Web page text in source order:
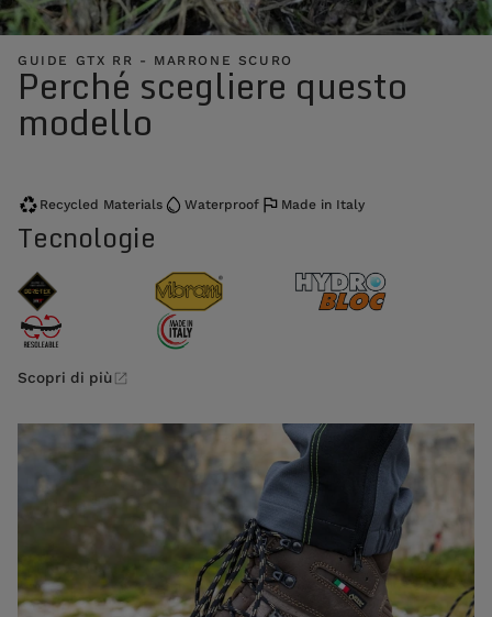
GUIDE GTX RR - MARRONE SCURO
Perché scegliere questo
modello
Recycled Materials Waterproof Made in Italy
Tecnologie
Scopri di più